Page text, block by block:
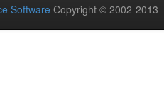
Software Copyright © 2002-2013